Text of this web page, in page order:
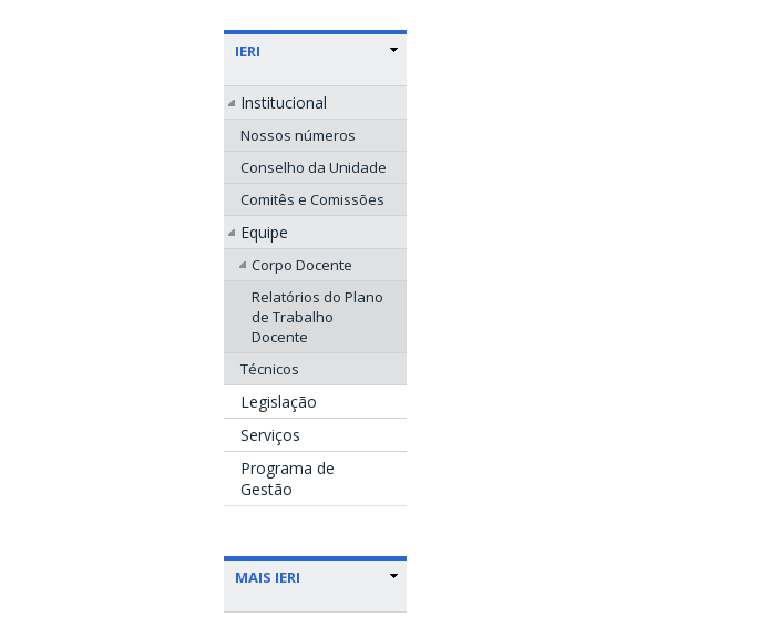
IERI
Institucional
Nossos números
Conselho da Unidade
Comitês e Comissões
Equipe
Corpo Docente
Relatórios do Plano
de Trabalho
Docente
Técnicos
Legislação
Serviços
Programa de
Gestão
MAIS IERI